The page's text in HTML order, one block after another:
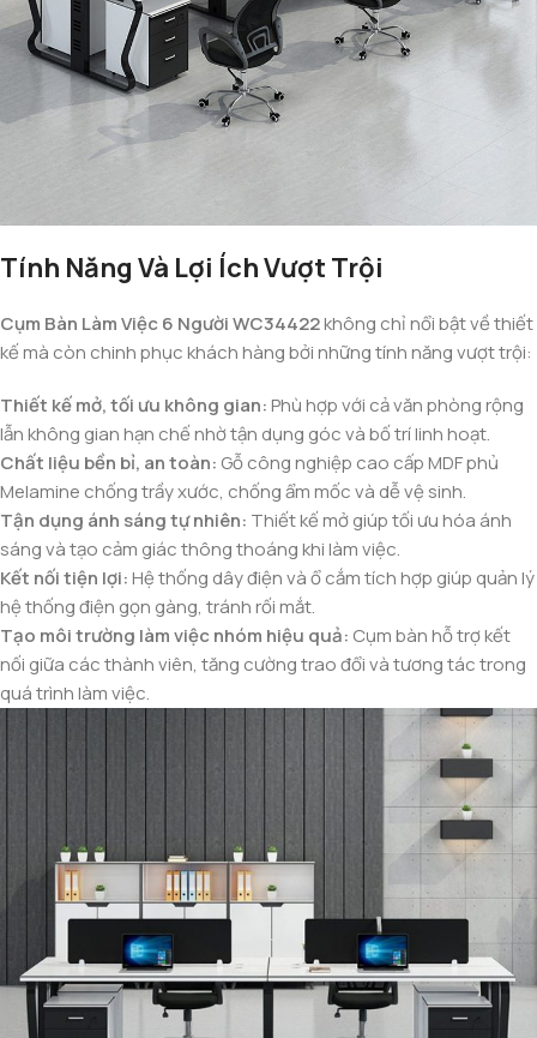
Tính Năng Và Lợi Ích Vượt Trội
Cụm Bàn Làm Việc 6 Người WC34422không chỉ nổi bật về thiết
kế mà còn chinh phục khách hàng bởi những tính năng vượt trội:
Thiết kế mở, tối ưu không gian:Phù hợp với cả văn phòng rộng
lẫn không gian hạn chế nhờ tận dụng góc và bố trí linh hoạt.
Chất liệu bền bỉ, an toàn: Gỗ công nghiệp cao cấp MDF phủ
Melamine chống trầy xước, chống ẩm mốc và dễ vệ sinh.
Tận dụng ánh sáng tự nhiên: Thiết kế mở giúp tối ưu hóa ánh
sáng và tạo cảm giác thông thoáng khi làm việc.
Kết nối tiện lợi:Hệ thống dây điện và ổ cắm tích hợp giúp quản lý
hệ thống điện gọn gàng, tránh rối mắt.
Tạo môi trường làm việc nhóm hiệu quả: Cụm bàn hỗ trợ kết
nối giữa các thành viên, tăng cường trao đổi và tương tác trong
quá trình làm việc.